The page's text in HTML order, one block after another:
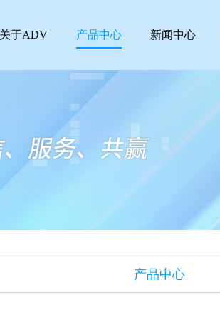
于ADV 产品中心 新闻中心
产品中心